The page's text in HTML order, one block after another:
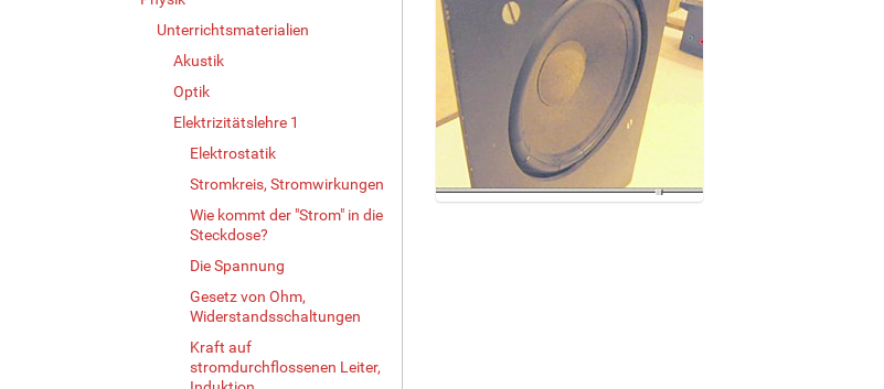
Unterrichtsmaterialien
Akustik
Optik
Elektrizitätslehre 1
Elektrostatik
Stromkreis, Stromwirkungen
Wie kommt der "Strom" in die
Steckdose?
Die Spannung
Gesetz von Ohm,
Widerstandsschaltungen
Kraft auf
stromdurchflossenen Leiter,